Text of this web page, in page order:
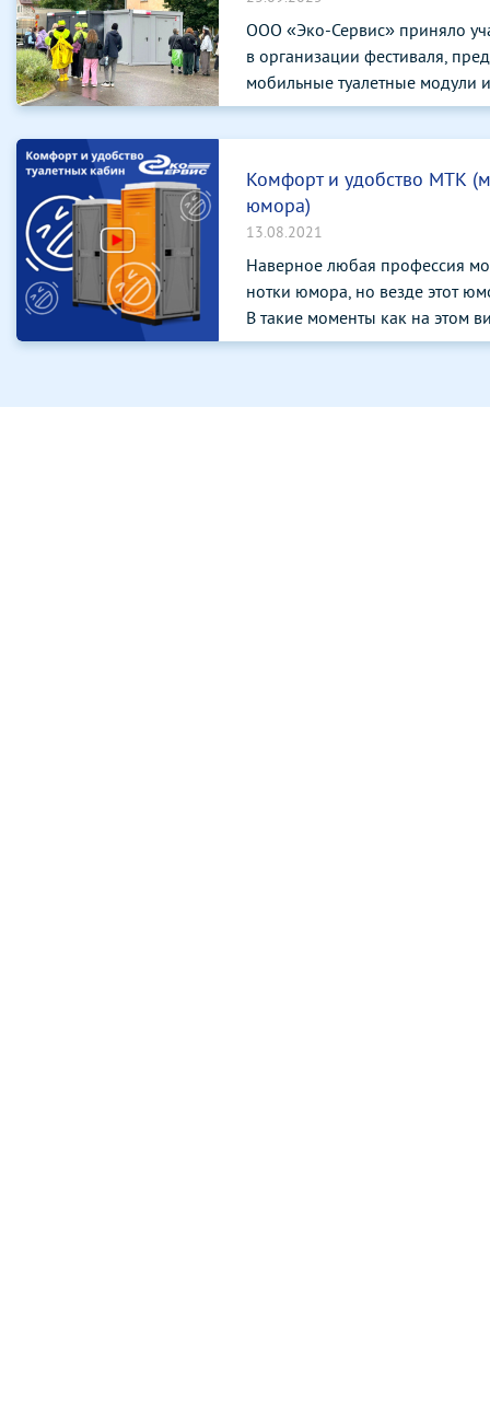
ООО «Эко-Сервис» приняло
в организации фестиваля,
мобильные туалетные модули
Комфорт и удобство МТК
юмора)
13.08.2021
Наверное любая профессия
нотки юмора, но везде этот
В такие моменты как на этом